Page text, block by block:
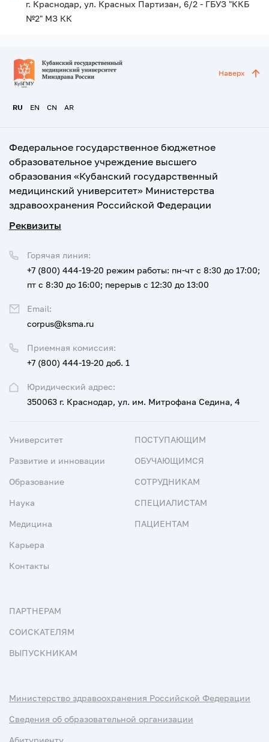
г. Краснодар, ул. Красных Партизан, 6/2 - ГБУЗ "ККБ
№2" МЗ КК
RU EN CN AR
Наверх
Федеральное государственное бюджетное
образовательное учреждение высшего
образования «Кубанский государственный
медицинский университет» Министерства
здравоохранения Российской Федерации
Реквизиты
Юридический адрес:
350063 г. Краснодар, ул. им. Митрофана Седина, 4
Приемная комиссия:
+7 (800) 444-19-20 доб. 1
Горячая линия:
+7 (800) 444-19-20 режим работы: пн-чт с 8:30 до 17:00;
пт с 8:30 до 16:00; перерыв с 12:30 до 13:00
Email:
corpus@ksma.ru
Университет
Развитие и инновации
Образование
Наука
Медицина
Карьера
Контакты
ПОСТУПАЮЩИМ
ОБУЧАЮЩИМСЯ
СОТРУДНИКАМ
СПЕЦИАЛИСТАМ
ПАЦИЕНТАМ
ПАРТНЕРАМ
СОИСКАТЕЛЯМ
ВЫПУСКНИКАМ
Министерство здравоохранения Российской Федерации
Сведения об образовательной организации
Абитуриенту